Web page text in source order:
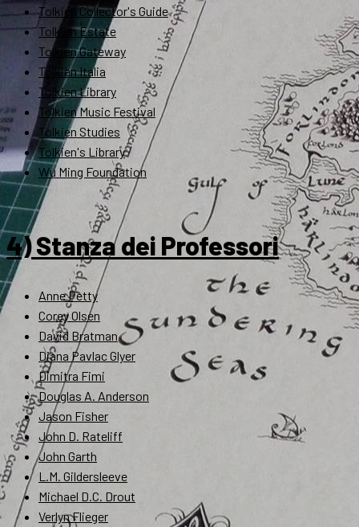
Tolkien Collector's Guide
Tolkien Estate
Tolkien Gateway
Tolkien Italia
Tolkien Library
Tolkien Music Festival
Tolkien Studies
Tolkien's Library
Wu Ming Foundation
4) Stanza dei Professori
Anne Petty
Corey Olsen
David Bratman
Diana Pavlac Glyer
Dimitra Fimi
Douglas A. Anderson
Jason Fisher
John D. Rateliff
John Garth
L.M. Gildersleeve
Michael D.C. Drout
Verlyn Flieger